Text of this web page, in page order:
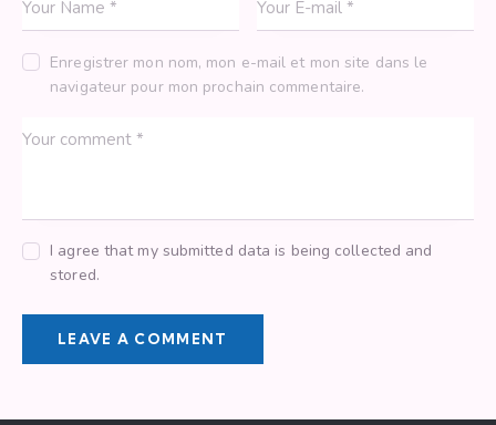
Enregistrer mon nom, mon e-mail et mon site dans le
navigateur pour mon prochain commentaire.
I agree that my submitted data is being collected and
stored.